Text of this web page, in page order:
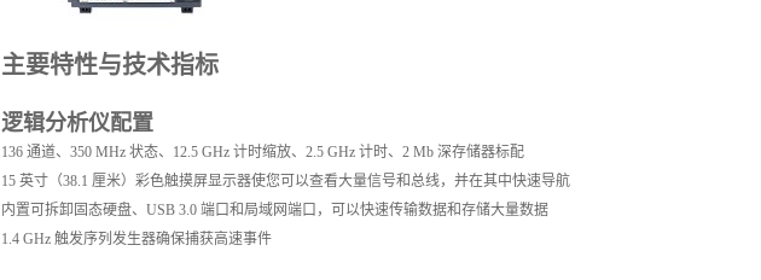
主要特性与技术指标
逻辑分析仪配置
136 通道、350 MHz 状态、12.5 GHz 计时缩放、2.5 GHz 计时、2 Mb 深存储器标配
15 英寸（38.1 厘米）彩色触摸屏显示器使您可以查看大量信号和总线，并在其中快速导航
内置可拆卸固态硬盘、USB 3.0 端口和局域网端口，可以快速传输数据和存储大量数据
1.4 GHz 触发序列发生器确保捕获高速事件